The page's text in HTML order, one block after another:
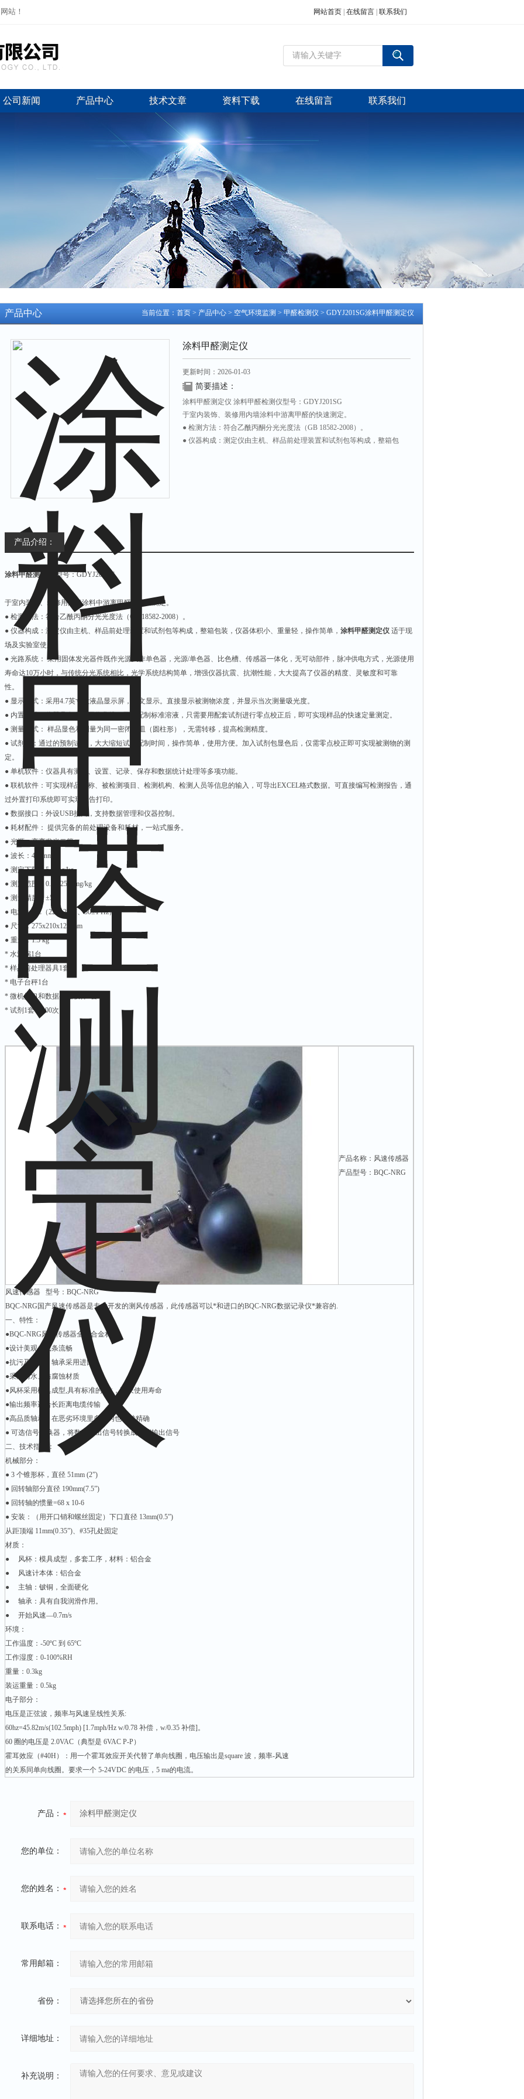
站！ 网站首页 在线留言 联系我们
公司新闻 产品中心 技术文章 资料下载 在线留言 联系我们
当前位置： 首页 > 产品中心 > 空气环境监测 > 甲醛检测仪 > GDYJ201SG涂料甲醛测定仪
产品中心
涂料甲醛测定仪
更新时间：2026-01-03
简要描述：
涂料甲醛测定仪 涂料甲醛检测仪型号：GDYJ201SG
于室内装饰、装修用内墙涂料中游离甲醛的快速测定。
● 检测方法：符合乙酰丙酮分光光度法（GB 18582-2008）。
● 仪器构成：测定仪由主机、样品前处理装置和试剂包等构成，整箱包
产品介绍：
涂料甲醛测定仪 型号：GDYJ201SG
于室内装饰、装修用内墙涂料中游离甲醛的快速测定。
● 检测方法：符合乙酰丙酮分光光度法（GB 18582-2008）。
● 仪器构成：测定仪由主机、样品前处理装置和试剂包等构成，整箱包装，仪器体积小、重量轻，操作简单， 涂料甲醛测定仪 适于现
场及实验室使用。
● 光路系统： 采用固体发光器件既作光源又作单色器，光源/单色器、比色槽、传感器一体化，无可动部件，脉冲供电方式，光源使用
寿命达10万小时，与传统分光系统相比，光学系统结构简单，增强仪器抗震、抗潮性能，大大提高了仪器的精度、灵敏度和可靠
性。
● 显示方式：采用4.7英寸大液晶显示屏，中文显示。直接显示被测物浓度，并显示当次测量吸光度。
● 内置曲线：仪器具有内置工作曲线，无需配制标准溶液，只需要用配套试剂进行零点校正后，即可实现样品的快速定量测定。
● 测量方式： 样品显色和测量为同一密闭器皿（圆柱形），无需转移，提高检测精度。
● 试剂盒：通过的预制试剂，大大缩短试剂配制时间，操作简单，使用方便。加入试剂包显色后，仅需零点校正即可实现被测物的测
定。
● 单机软件：仪器具有测量、设置、记录、保存和数据统计处理等多项功能。
● 联机软件：可实现样品名称、被检测项目、检测机构、检测人员等信息的输入，可导出EXCEL格式数据。可直接编写检测报告，通
过外置打印系统即可实现报告打印。
● 数据接口：外设USB接口，支持数据管理和仪器控制。
● 耗材配件： 提供完备的前处理设备和耗材，一站式服务。
● 光源：高亮发光二管
● 波长：412 nm
● 测定下限：5.0 mg/kg
● 测定范围：0.0-625.0 mg/kg
● 测量精度：±5%
● 电源：AC（220±22 V、50±1 Hz）
● 尺寸：275x210x125 mm
● 重量：1.5 kg
* 水浴锅1台
* 样品前处理器具1套
* 电子台秤1台
* 微机接口和数据处理软件1套
* 试剂1套（100次）
产品名称：风速传感器
产品型号：BQC-NRG
风速传感器 型号：BQC-NRG
BQC-NRG国产风速传感器是专业开发的测风传感器，此传感器可以*和进口的BQC-NRG数据记录仪*兼容的.
一、特性：
●BQC-NRG风速传感器全铝合金材质
●设计美观、线条流畅
●抗污及磨损，轴承采用进口
●采用防水、防腐蚀材质
●风杯采用模具成型,具有标准的*性，延长使用寿命
●输出频率适合长距离电缆传输
●高品质轴承，在恶劣环境里多年内也保持精确
● 可选信号转换器，将数字输出信号转换成模拟输出信号
二、技术指标：
机械部分：
● 3 个锥形杯，直径 51mm (2”)
● 回转轴部分直径 190mm(7.5”)
● 回转轴的惯量=68 x 10-6
● 安装：（用开口销和螺丝固定）下口直径 13mm(0.5”)
从距顶端 11mm(0.35”)、#35孔处固定
材质：
● 风杯：模具成型，多套工序，材料：铝合金
● 风速计本体：铝合金
● 主轴：铍铜，全面硬化
● 轴承：具有自我润滑作用。
● 开始风速—0.7m/s
环境：
工作温度：-50ºC 到 65ºC
工作湿度：0-100%RH
重量：0.3kg
装运重量：0.5kg
电子部分：
电压是正弦波，频率与风速呈线性关系:
60hz=45.82m/s(102.5mph) [1.7mph/Hz w/0.78 补偿，w/0.35 补偿]。
60 圈的电压是 2.0VAC（典型是 6VAC P-P）
霍耳效应（#40H）：用一个霍耳效应开关代替了单向线圈，电压输出是square 波，频率-风速
的关系同单向线圈。要求一个 5-24VDC 的电压，5 ma的电流。
产品：
您的单位：
您的姓名：
联系电话：
常用邮箱：
省份：
详细地址：
补充说明：